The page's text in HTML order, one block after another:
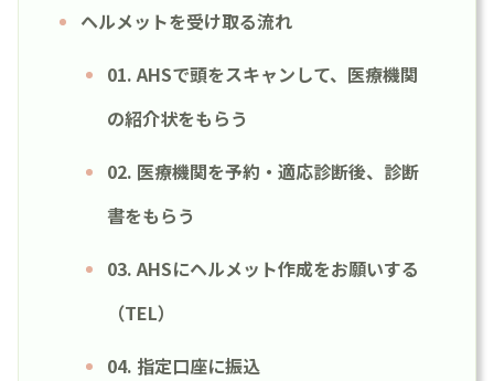
ヘルメットを受け取る流れ
01. AHSで頭をスキャンして、医療機関
の紹介状をもらう
02. 医療機関を予約・適応診断後、診断
書をもらう
03. AHSにヘルメット作成をお願いする
（TEL）
04. 指定口座に振込